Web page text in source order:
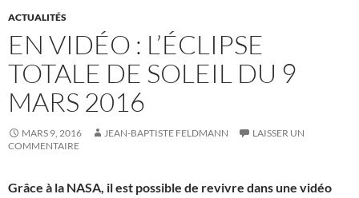
ACTUALITÉS
EN VIDÉO : L’ÉCLIPSE
TOTALE DE SOLEIL DU 9
MARS 2016
MARS 9, 2016 JEAN-BAPTISTE FELDMANN
LAISSER UN
COMMENTAIRE
Grâce à la NASA, il est possible de revivre dans une vidéo